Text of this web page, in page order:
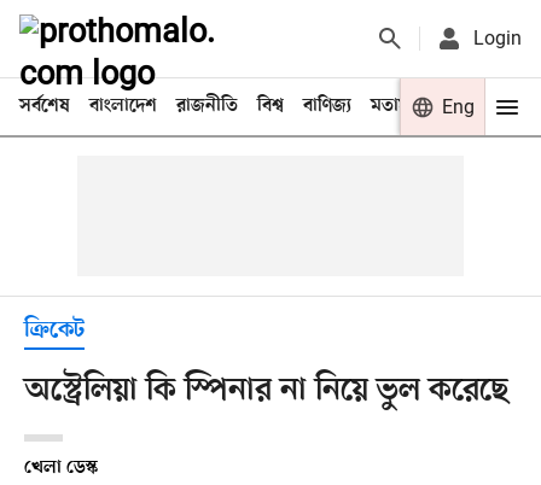
Login
সর্বশেষ বাংলাদেশ রাজনীতি বিশ্ব বাণিজ্য মতামত খেলা
Eng
ক্রিকেট
অস্ট্রেলিয়া কি স্পিনার না নিয়ে ভুল করেছে
খেলা ডেস্ক